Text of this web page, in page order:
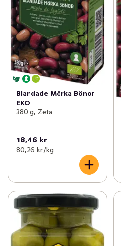
Blandade Mörka Bönor
EKO
380 g, Zeta
18,46 kr
80,26 kr /kg